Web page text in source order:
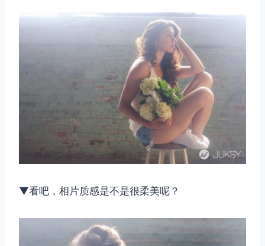
▼看吧，相片质感是不是很柔美呢？